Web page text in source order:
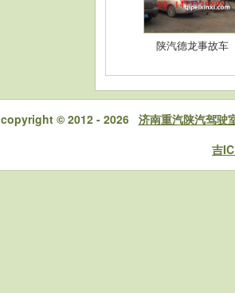
陕汽德龙事故车
copyright © 2012 - 2026 济南重汽陕汽驾驶
吉